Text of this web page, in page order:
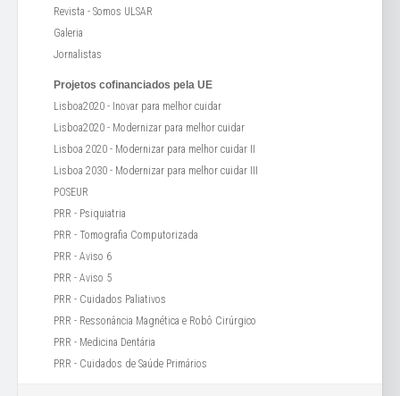
Revista - Somos ULSAR
Galeria
Jornalistas
Projetos cofinanciados pela UE
Lisboa2020 - Inovar para melhor cuidar
Lisboa2020 - Modernizar para melhor cuidar
Lisboa 2020 - Modernizar para melhor cuidar II
Lisboa 2030 - Modernizar para melhor cuidar III
POSEUR
PRR - Psiquiatria
PRR - Tomografia Computorizada
PRR - Aviso 6
PRR - Aviso 5
PRR - Cuidados Paliativos
PRR - Ressonância Magnética e Robô Cirúrgico
PRR - Medicina Dentária
PRR - Cuidados de Saúde Primários